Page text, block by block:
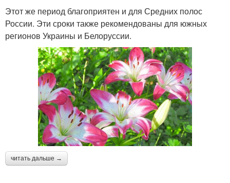
Этот же период благоприятен и для Средних полос
России. Эти сроки также рекомендованы для южных
регионов Украины и Белоруссии.
читать дальше →